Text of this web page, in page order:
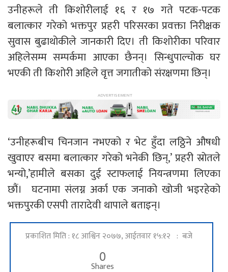
उनीहरूले ती किशोरीलाई १६ र १७ गते पटक-पटक
बलात्कार गरेको भक्तपुर प्रहरी परिसरका प्रवक्ता निरीक्षक
सुवास बुढाथोकीले जानकारी दिए। ती किशोरीका परिवार
अहिलेसम्म सम्पर्कमा आएका छैनन्। सिन्धुपाल्चोक घर
भएकी ती किशोरी अहिले वृत्त जगातीको संरक्षणमा छिन्।
‘उनीहरूबीच चिनजान नभएको र भेट हुँदा लठ्ठिने औषधी
खुवाएर बसमा बलात्कार गरेको भनेकी छिन्,’ प्रहरी स्रोतले
भन्यो,’हामीले बसका दुई स्टाफलाई नियन्त्रणमा लिएका
छौं। घटनामा संलग्न अर्का एक जनाको खोजी भइरहेको
भक्तपुरकी एसपी तारादेवी थापाले बताइन्।
प्रकाशित मिति : १८ आश्विन २०७७, आईतवार १५:१२ : बजे
0
Shares